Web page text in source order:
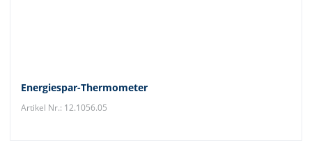
Energiespar-Thermometer
Artikel Nr.: 12.1056.05